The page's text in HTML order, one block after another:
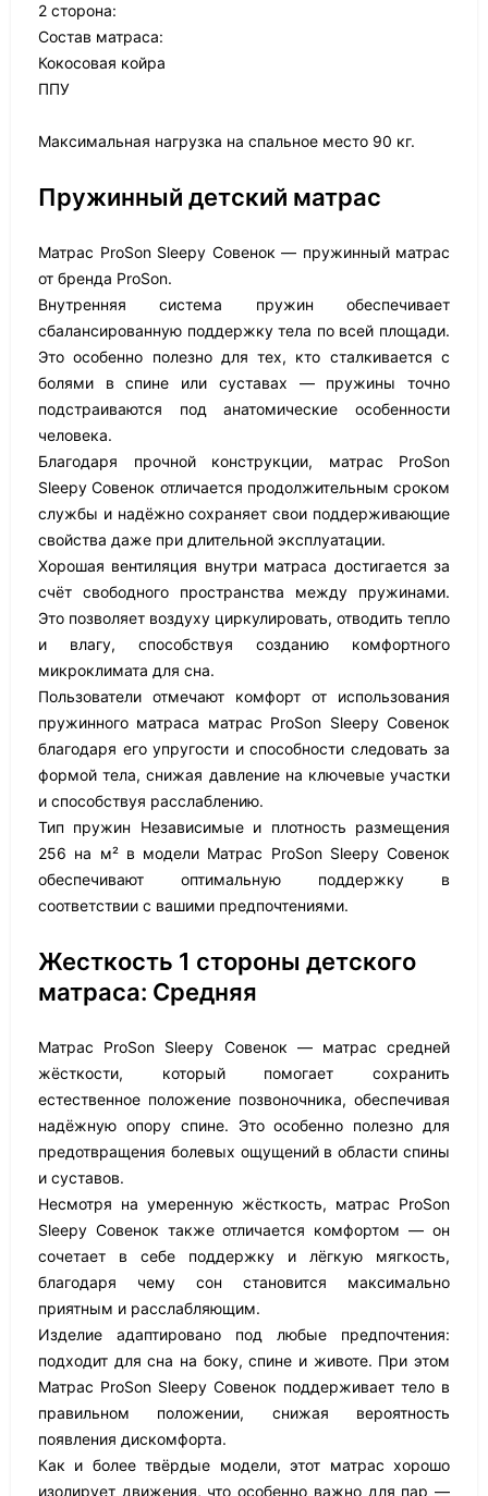
2 сторона:
Состав матраса:
Кокосовая койра
ППУ
Максимальная нагрузка на спальное место 90 кг.
Пружинный детский матрас
Матрас ProSon Sleepy Совенок — пружинный матрас
от бренда ProSon.
Внутренняя система пружин обеспечивает
сбалансированную поддержку тела по всей площади.
Это особенно полезно для тех, кто сталкивается с
болями в спине или суставах — пружины точно
подстраиваются под анатомические особенности
человека.
Благодаря прочной конструкции, матрас ProSon
Sleepy Совенок отличается продолжительным сроком
службы и надёжно сохраняет свои поддерживающие
свойства даже при длительной эксплуатации.
Хорошая вентиляция внутри матраса достигается за
счёт свободного пространства между пружинами.
Это позволяет воздуху циркулировать, отводить тепло
и влагу, способствуя созданию комфортного
микроклимата для сна.
Пользователи отмечают комфорт от использования
пружинного матраса матрас ProSon Sleepy Совенок
благодаря его упругости и способности следовать за
формой тела, снижая давление на ключевые участки
и способствуя расслаблению.
Тип пружин Независимые и плотность размещения
256 на м² в модели Матрас ProSon Sleepy Совенок
обеспечивают оптимальную поддержку в
соответствии с вашими предпочтениями.
Жесткость 1 стороны детского
матраса: Средняя
Матрас ProSon Sleepy Совенок — матрас средней
жёсткости, который помогает сохранить
естественное положение позвоночника, обеспечивая
надёжную опору спине. Это особенно полезно для
предотвращения болевых ощущений в области спины
и суставов.
Несмотря на умеренную жёсткость, матрас ProSon
Sleepy Совенок также отличается комфортом — он
сочетает в себе поддержку и лёгкую мягкость,
благодаря чему сон становится максимально
приятным и расслабляющим.
Изделие адаптировано под любые предпочтения:
подходит для сна на боку, спине и животе. При этом
Матрас ProSon Sleepy Совенок поддерживает тело в
правильном положении, снижая вероятность
появления дискомфорта.
Как и более твёрдые модели, этот матрас хорошо
изолирует движения, что особенно важно для пар —